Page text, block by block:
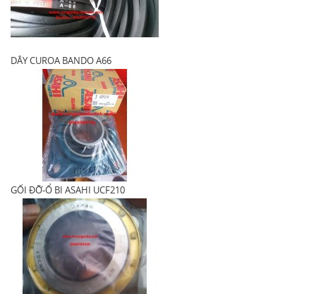
DÂY CUROA BANDO A66
GỐI ĐỠ-Ổ BI ASAHI UCF210